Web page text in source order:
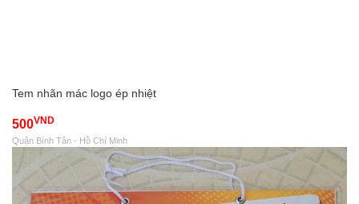
Tem nhãn mác logo ép nhiệt
500VND
Quận Bình Tân - Hồ Chí Minh